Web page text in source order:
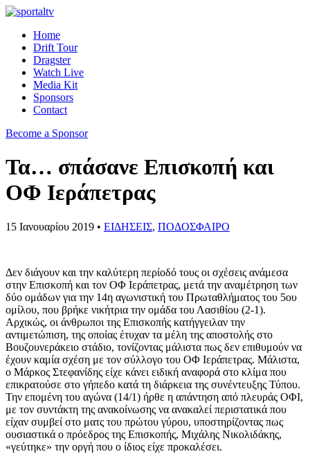
Home
Drift Tour
Dragster
Watch Live
Media Kit
Sponsors
Contact
Become a Sponsor
Τα… σπάσανε Επισκοπή και
ΟΦ Ιεράπετρας
15 Ιανουαρίου 2019 • ΕΙΔΗΣΕΙΣ, ΠΟΔΟΣΦΑΙΡΟ
Δεν διάγουν και την καλύτερη περίοδό τους οι σχέσεις ανάμεσα
στην Επισκοπή και τον ΟΦ Ιεράπετρας, μετά την αναμέτρηση των
δύο ομάδων για την 14η αγωνιστική του Πρωταθλήματος του 5ου
ομίλου, που βρήκε νικήτρια την ομάδα του Λασιθίου (2-1).
Αρχικώς, οι άνθρωποι της Επισκοπής κατήγγειλαν την
αντιμετώπιση, της οποίας έτυχαν τα μέλη της αποστολής στο
Βουζουνεράκειο στάδιο, τονίζοντας μάλιστα πως δεν επιθυμούν να
έχουν καμία σχέση με τον σύλλογο του ΟΦ Ιεράπετρας. Μάλιστα,
ο Μάρκος Στεφανίδης είχε κάνει ειδική αναφορά στο κλίμα που
επικρατούσε στο γήπεδο κατά τη διάρκεια της συνέντευξης Τύπου.
Την επομένη του αγώνα (14/1) ήρθε η απάντηση από πλευράς ΟΦΙ,
με τον συντάκτη της ανακοίνωσης να ανακαλεί περιστατικά που
είχαν συμβεί στο ματς του πρώτου γύρου, υποστηρίζοντας πως
ουσιαστικά ο πρόεδρος της Επισκοπής, Μιχάλης Νικολιδάκης,
«γεύτηκε» την οργή που ο ίδιος είχε προκαλέσει.